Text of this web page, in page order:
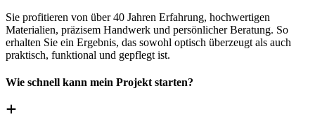
Sie profitieren von über 40 Jahren Erfahrung, hochwertigen
Materialien, präzisem Handwerk und persönlicher Beratung. So
erhalten Sie ein Ergebnis, das sowohl optisch überzeugt als auch
praktisch, funktional und gepflegt ist.
Wie schnell kann mein Projekt starten?